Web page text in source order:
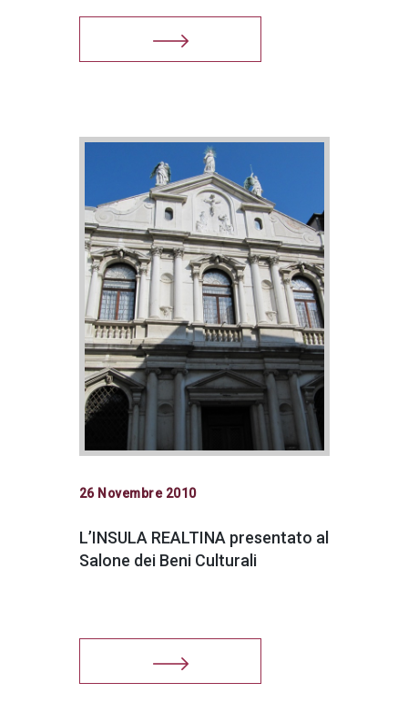
26 Novembre 2010
L’INSULA REALTINA presentato al
Salone dei Beni Culturali